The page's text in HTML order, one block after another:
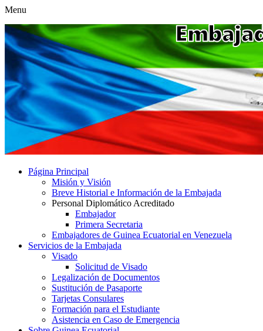
Menu
Página Principal
Misión y Visión
Breve Historial e Información de la Embajada
Personal Diplomático Acreditado
Embajador
Primera Secretaria
Embajadores de Guinea Ecuatorial en Venezuela
Servicios de la Embajada
Visado
Solicitud de Visado
Legalización de Documentos
Sustitución de Pasaporte
Tarjetas Consulares
Formación para el Estudiante
Asistencia en Caso de Emergencia